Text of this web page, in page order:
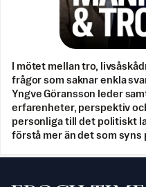
I mötet mellan tro,
frågor som saknar enkla
Yngve Göransson leder
erfarenheter, perspektiv
personliga till det politiskt
förstå mer än det som syns